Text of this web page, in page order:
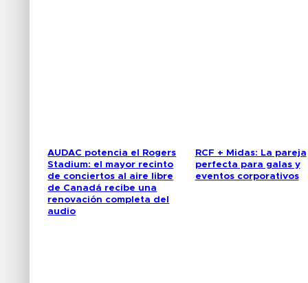
AUDAC potencia el Rogers
Stadium: el mayor recinto
de conciertos al aire libre
de Canadá recibe una
renovación completa del
audio
RCF + Midas: La pareja
perfecta para galas y
eventos corporativos